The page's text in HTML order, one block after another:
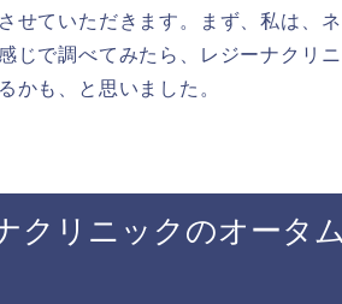
せていただきます。まず、私は、
じで調べてみたら、レジーナクリ
かも、と思いました。
クリニックのオータ